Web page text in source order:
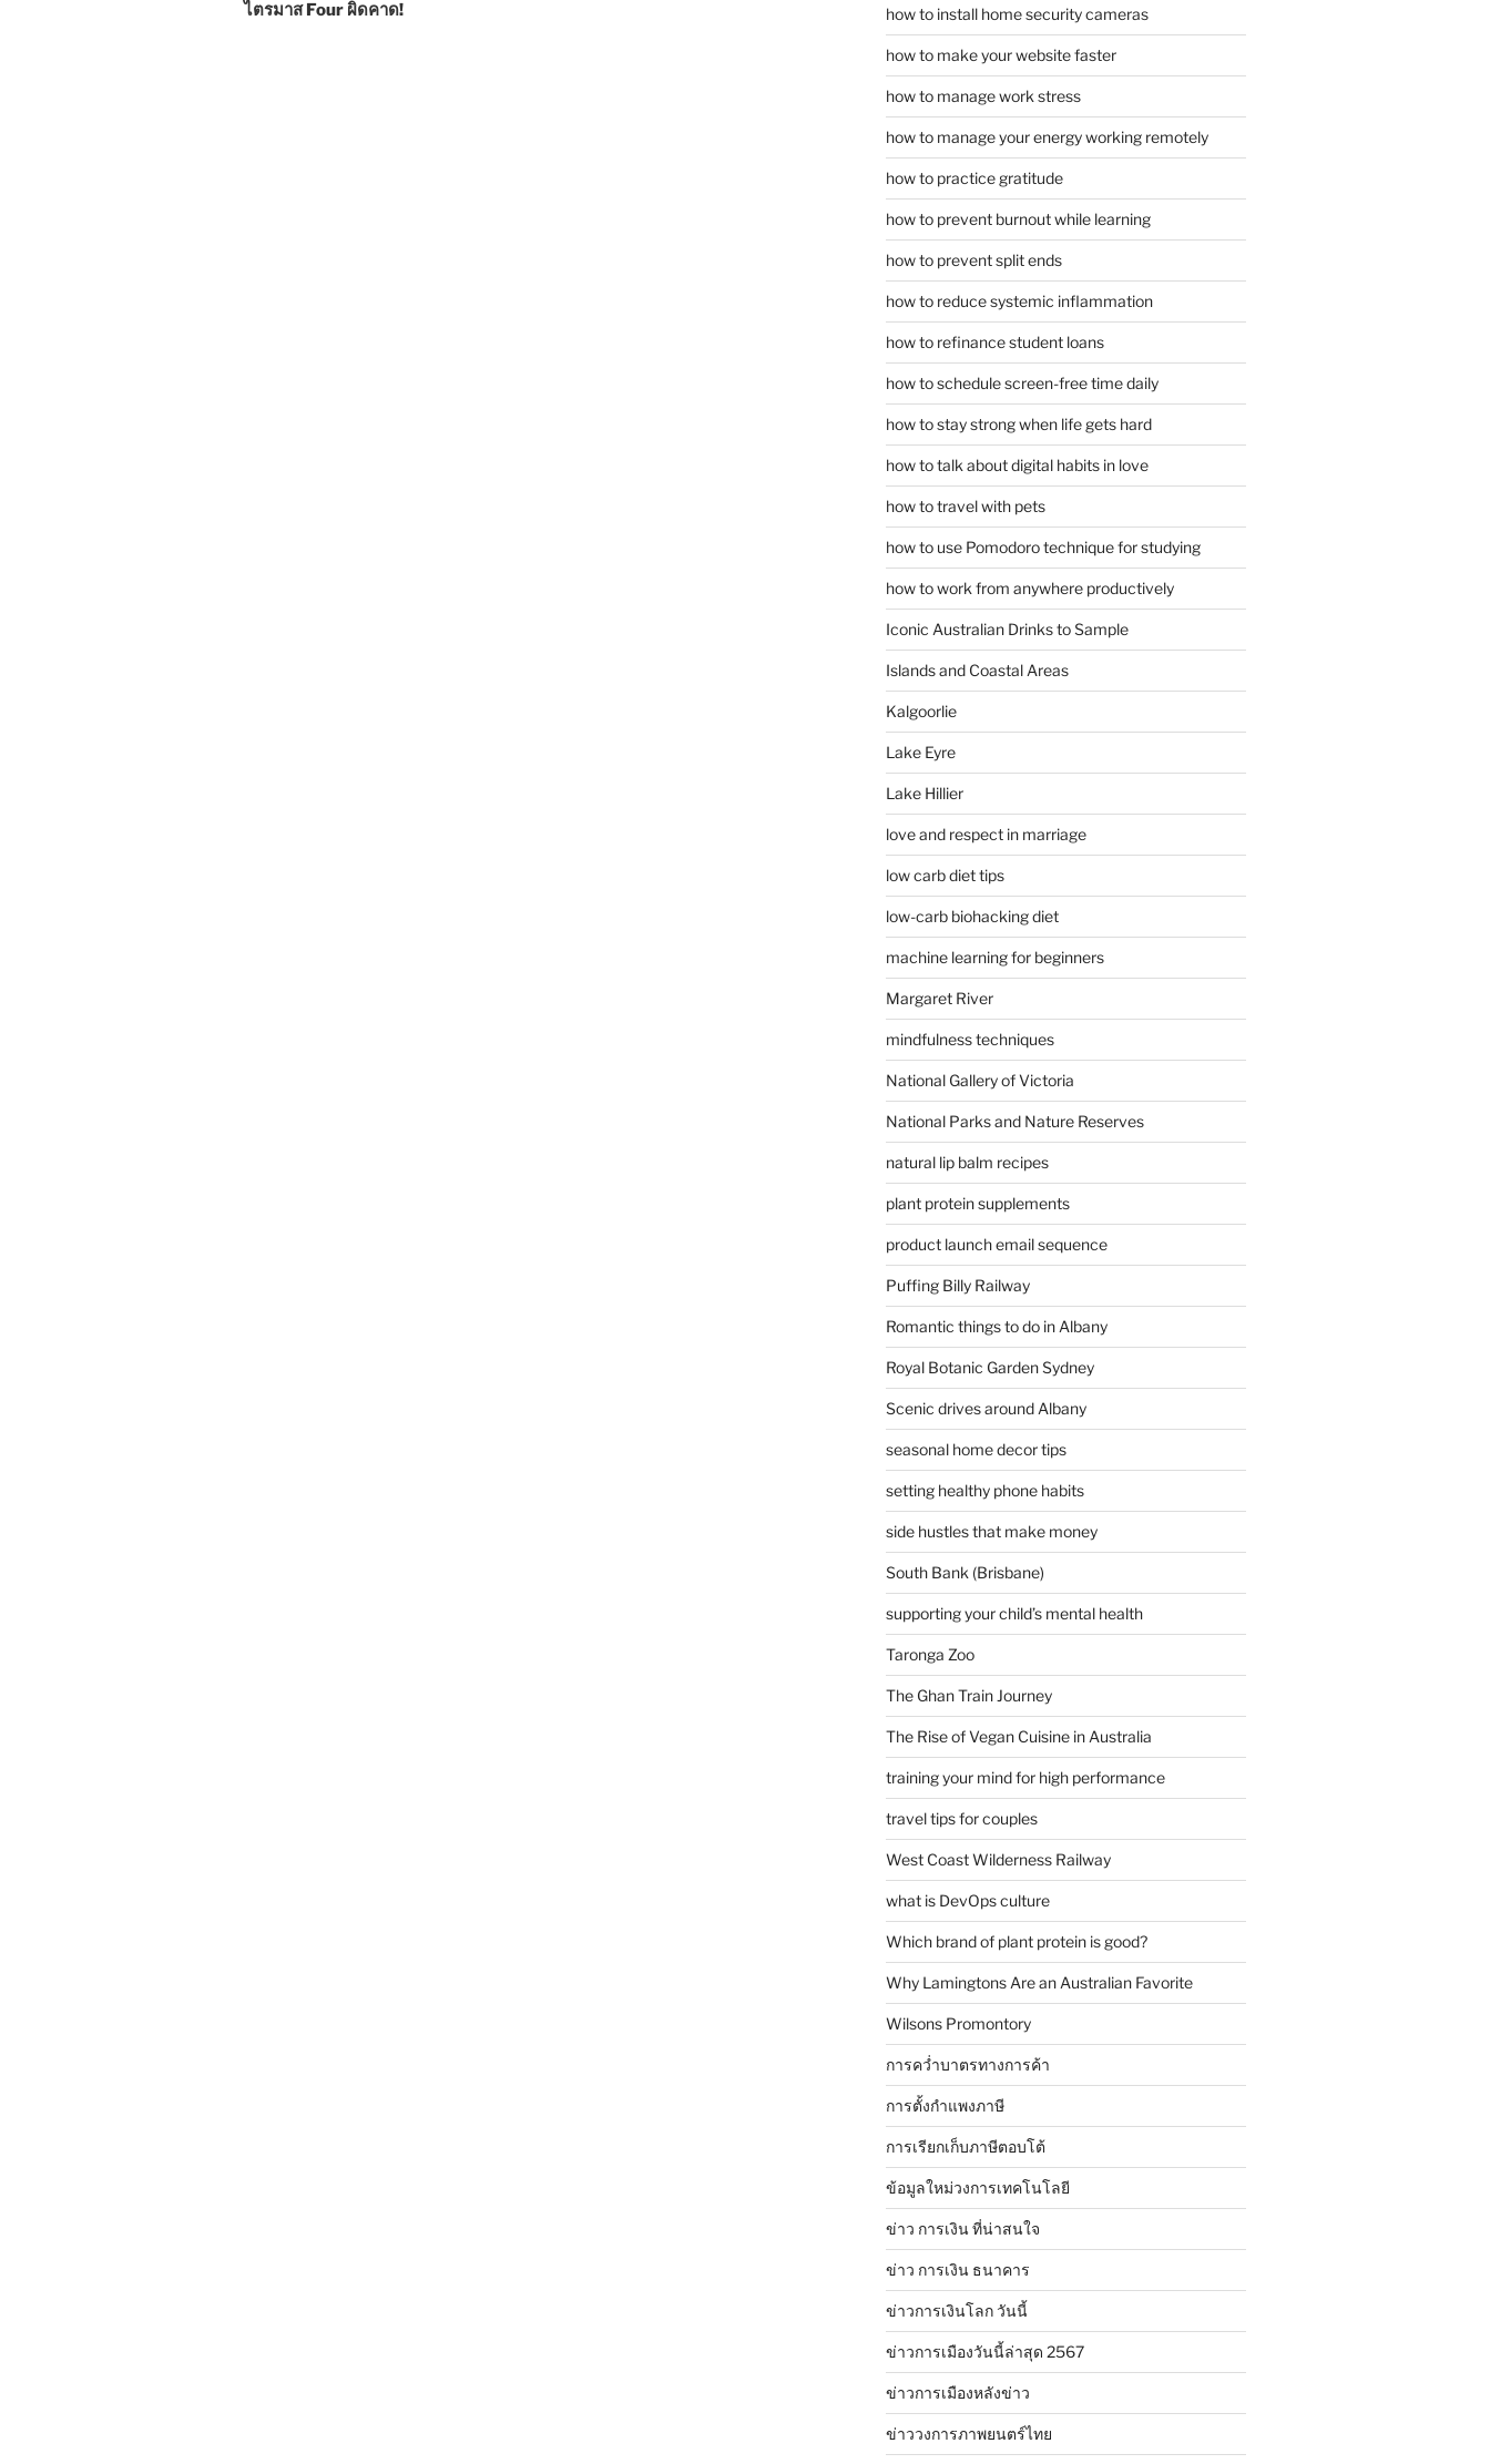
ไตรมาส Four ผิดคาด!
how to install home security cameras
how to make your website faster
how to manage work stress
how to manage your energy working remotely
how to practice gratitude
how to prevent burnout while learning
how to prevent split ends
how to reduce systemic inflammation
how to refinance student loans
how to schedule screen-free time daily
how to stay strong when life gets hard
how to talk about digital habits in love
how to travel with pets
how to use Pomodoro technique for studying
how to work from anywhere productively
Iconic Australian Drinks to Sample
Islands and Coastal Areas
Kalgoorlie
Lake Eyre
Lake Hillier
love and respect in marriage
low carb diet tips
low-carb biohacking diet
machine learning for beginners
Margaret River
mindfulness techniques
National Gallery of Victoria
National Parks and Nature Reserves
natural lip balm recipes
plant protein supplements
product launch email sequence
Puffing Billy Railway
Romantic things to do in Albany
Royal Botanic Garden Sydney
Scenic drives around Albany
seasonal home decor tips
setting healthy phone habits
side hustles that make money
South Bank (Brisbane)
supporting your child’s mental health
Taronga Zoo
The Ghan Train Journey
The Rise of Vegan Cuisine in Australia
training your mind for high performance
travel tips for couples
West Coast Wilderness Railway
what is DevOps culture
Which brand of plant protein is good?
Why Lamingtons Are an Australian Favorite
Wilsons Promontory
การคว่ำบาตรทางการค้า
การตั้งกำแพงภาษี
การเรียกเก็บภาษีตอบโต้
ข้อมูลใหม่วงการเทคโนโลยี
ข่าว การเงิน ที่น่าสนใจ
ข่าว การเงิน ธนาคาร
ข่าวการเงินโลก วันนี้
ข่าวการเมืองวันนี้ล่าสุด 2567
ข่าวการเมืองหลังข่าว
ข่าววงการภาพยนตร์ไทย